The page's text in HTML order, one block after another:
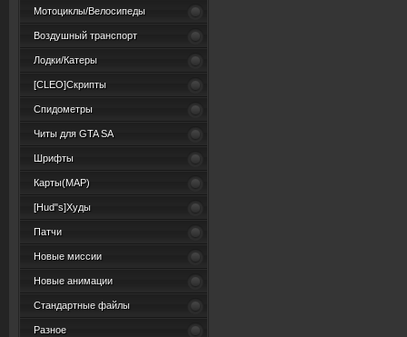
Мотоциклы/Велосипеды
Воздушный транспорт
Лодки/Катеры
[CLEO]Скрипты
Спидометры
Читы для GTA SA
Шрифты
Карты(MAP)
[Hud"s]Худы
Патчи
Новые миссии
Новые анимации
Стандартные файлы
Разное